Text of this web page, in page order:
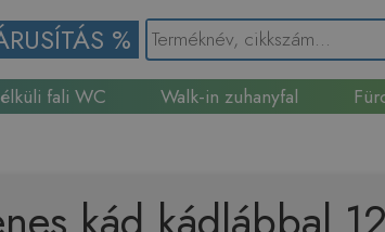
%
fali WC Walk-in zuhanyfal